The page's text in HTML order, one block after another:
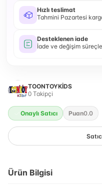
Hızlı teslimat
Tahmini Pazartesi
Desteklenen iade
İade ve değişim
TOONTOYKİDS
0 Takipçi
Onaylı Satıcı Puan0.0
Ürün Bilgisi